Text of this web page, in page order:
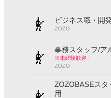
ビジネス職・開
ZOZO
事務スタッフ/ア
※未経験歓迎！
ZOZO
ZOZOBASEスタ
用